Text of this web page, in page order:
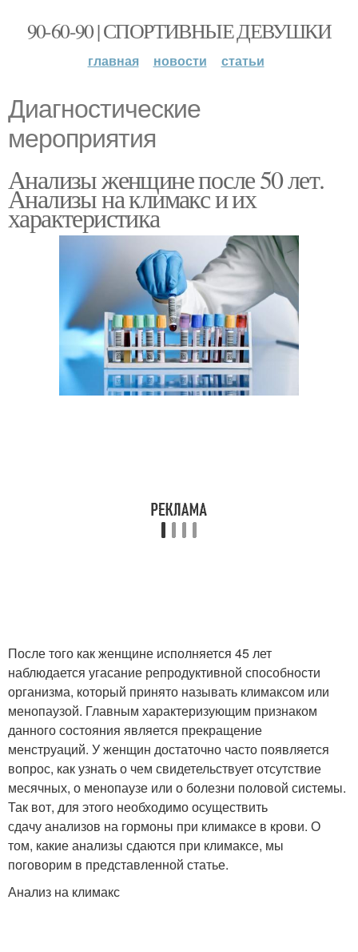
90-60-90 | СПОРТИВНЫЕ ДЕВУШКИ
главная новости статьи
Диагностические
мероприятия
Анализы женщине после 50 лет.
Анализы на климакс и их
характеристика
После того как женщине исполняется 45 лет
наблюдается угасание репродуктивной способности
организма, который принято называть климаксом или
менопаузой. Главным характеризующим признаком
данного состояния является прекращение
менструаций. У женщин достаточно часто появляется
вопрос, как узнать о чем свидетельствует отсутствие
месячных, о менопаузе или о болезни половой системы.
Так вот, для этого необходимо осуществить
сдачу анализов на гормоны при климаксе в крови. О
том, какие анализы сдаются при климаксе, мы
поговорим в представленной статье.
Анализ на климакс